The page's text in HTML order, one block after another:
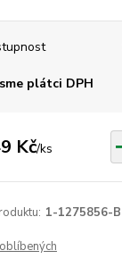
plátci DPH
Kč/ks
1-1275856-B